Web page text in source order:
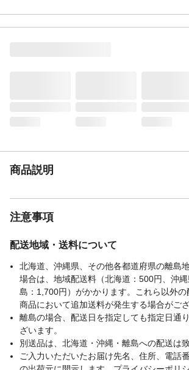
ズブルーはすっきりと
シンプル・モダンな空
いインテリアアレンジ
■商品サイズ
■内寸
■引出し内寸/(左右共通
21.5×深さ4cm■引戸内
27.5×奥行16.5×高さ
■重量
■商品重量/(約)9kg
■小型商品になります ■配送方法→玄関渡しに
定→可能(発送日より翌
よって難しい場合もあ
ございません。
■組立品or完成品
完成品(取っ手のみお客
商品説明
注意事項
配送地域・送料について
北海道、沖縄県、その他各都道府県の離島
場合は、地域配送料（北海道：500円、沖
島：1,700円）がかかります。これら以外
商品において追加送料が発生する場合がござ
離島の場合、配送日を指定しても指定日通
ざいます。
別送品は、北海道・沖縄・離島への配送は
ご入力いただいたお届け先名、住所、電話